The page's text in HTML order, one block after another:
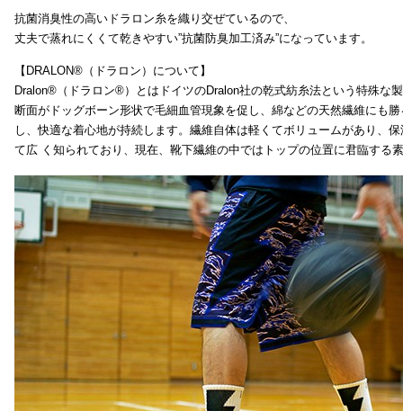
抗菌消臭性の高いドラロン糸を織り交ぜているので、
丈夫で蒸れにくくて乾きやすい”抗菌防臭加工済み”になっています。
【DRALON®（ドラロン）について】
Dralon®（ドラロン®）とはドイツのDralon社の乾式紡糸法という特殊な
断面がドッグボーン形状で毛細血管現象を促し、綿などの天然繊維にも
し、快適な着心地が持続します。繊維自体は軽くてボリュームがあり、
て広 く知られており、現在、靴下繊維の中ではトップの位置に君臨する